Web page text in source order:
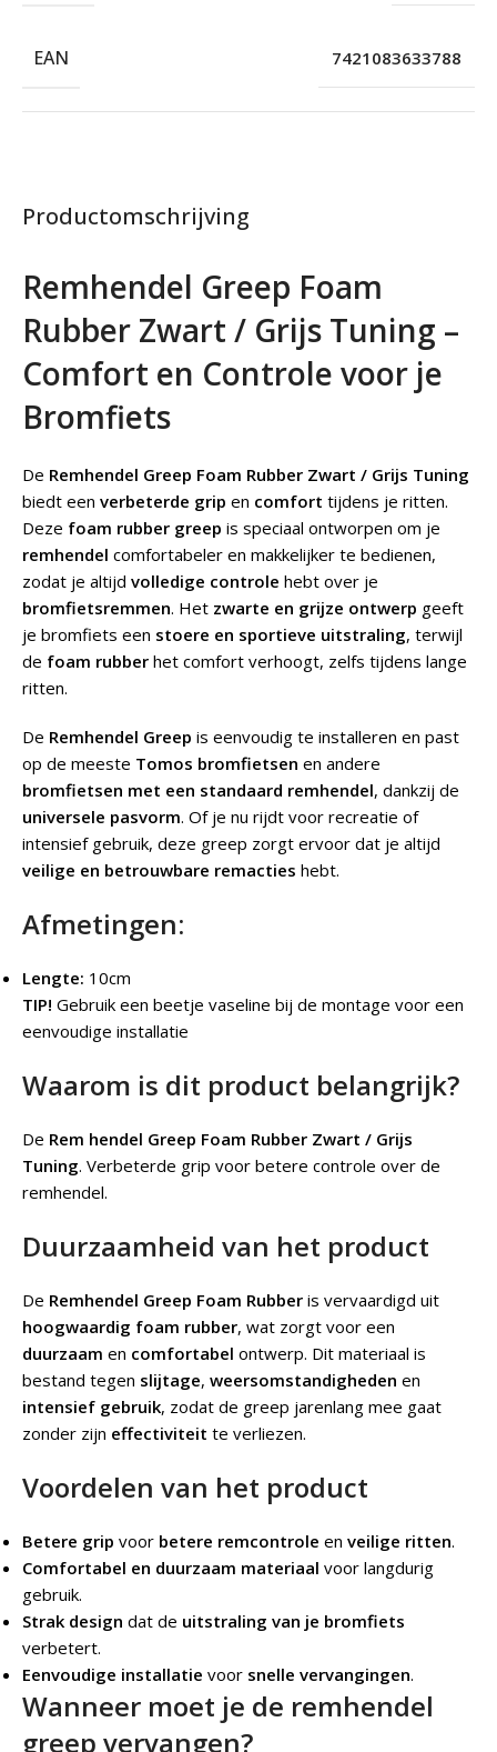
Productomschrijving
Remhendel Greep Foam
Rubber Zwart / Grijs Tuning –
Comfort en Controle voor je
Bromfiets
De Remhendel Greep Foam Rubber Zwart / Grijs Tuning
biedt een verbeterde grip en comfort tijdens je ritten.
Deze foam rubber greep is speciaal ontworpen om je
remhendel comfortabeler en makkelijker te bedienen,
zodat je altijd volledige controle hebt over je
bromfietsremmen. Het zwarte en grijze ontwerp geeft
je bromfiets een stoere en sportieve uitstraling, terwijl
de foam rubber het comfort verhoogt, zelfs tijdens lange
ritten.
De Remhendel Greep is eenvoudig te installeren en past
op de meeste Tomos bromfietsen en andere
bromfietsen met een standaard remhendel, dankzij de
universele pasvorm. Of je nu rijdt voor recreatie of
intensief gebruik, deze greep zorgt ervoor dat je altijd
veilige en betrouwbare remacties hebt.
Afmetingen:
Lengte: 10cm
TIP! Gebruik een beetje vaseline bij de montage voor een
eenvoudige installatie
Waarom is dit product belangrijk?
De Rem hendel Greep Foam Rubber Zwart / Grijs
Tuning. Verbeterde grip voor betere controle over de
remhendel.
Duurzaamheid van het product
De Remhendel Greep Foam Rubber is vervaardigd uit
hoogwaardig foam rubber, wat zorgt voor een
duurzaam en comfortabel ontwerp. Dit materiaal is
bestand tegen slijtage, weersomstandigheden en
intensief gebruik, zodat de greep jarenlang mee gaat
zonder zijn effectiviteit te verliezen.
Voordelen van het product
Betere grip voor betere remcontrole en veilige ritten.
Comfortabel en duurzaam materiaal voor langdurig
gebruik.
Strak design dat de uitstraling van je bromfiets
verbetert.
Eenvoudige installatie voor snelle vervangingen.
Wanneer moet je de remhendel
greep vervangen?
EAN 7421083633788